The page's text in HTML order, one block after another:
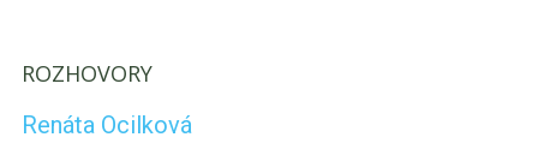
ROZHOVORY
Renáta Ocilková